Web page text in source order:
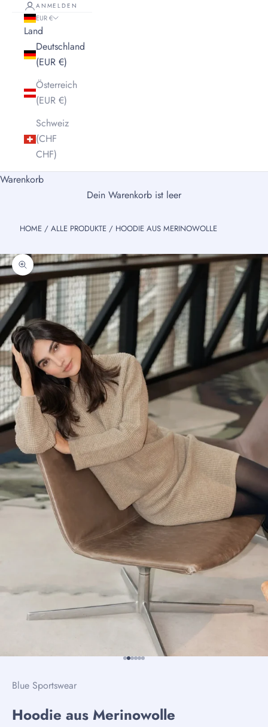
ANMELDEN
EUR €
Land
Deutschland
(EUR €)
Österreich
(EUR €)
Schweiz
(CHF
CHF)
Warenkorb
Dein Warenkorb ist leer
HOME / ALLE PRODUKTE / HOODIE AUS MERINOWOLLE
Bild vergrößern
Gehe zu Element 1
Gehe zu Element 2
Gehe zu Element 3
Gehe zu Element 4
Gehe zu Element 5
Gehe zu Element 6
Blue Sportswear
Hoodie aus Merinowolle